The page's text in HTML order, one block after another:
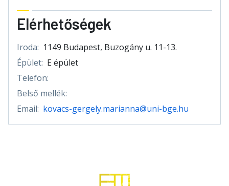
Elérhetőségek
Iroda: 1149 Budapest, Buzogány u. 11-13.
Épület: E épület
Telefon:
Belső mellék:
Email: kovacs-gergely.marianna@uni-bge.hu